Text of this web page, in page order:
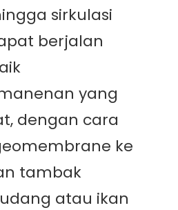
sirkulasi
berjalan
yang
dengan cara
ke
tambak
atau ikan